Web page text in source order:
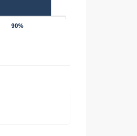
90%